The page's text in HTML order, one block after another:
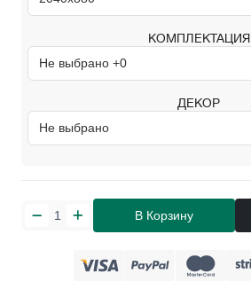
КОМПЛЕКТАЦИЯ
ДЕКОР
В Корзину